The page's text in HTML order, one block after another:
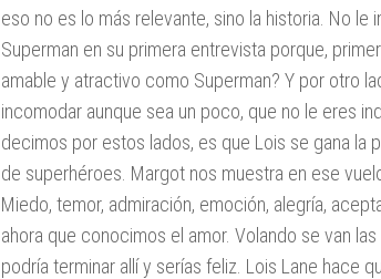
eso no es lo más relevante, sino la historia. No
Superman en su primera entrevista porque,
amable y atractivo como Superman? Y por otro
incomodar aunque sea un poco, que no le eres
decimos por estos lados, es que Lois se gana la
de superhéroes. Margot nos muestra en ese
Miedo, temor, admiración, emoción, alegría,
ahora que conocimos el amor. Volando se van
podría terminar allí y serías feliz. Lois Lane hace